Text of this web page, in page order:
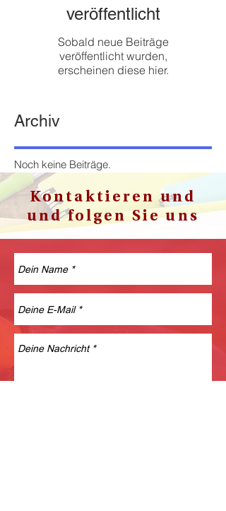
veröffentlicht
Sobald neue Beiträge
veröffentlicht wurden,
erscheinen diese hier.
Archiv
Noch keine Beiträge.
Kontaktieren und
und folgen Sie uns